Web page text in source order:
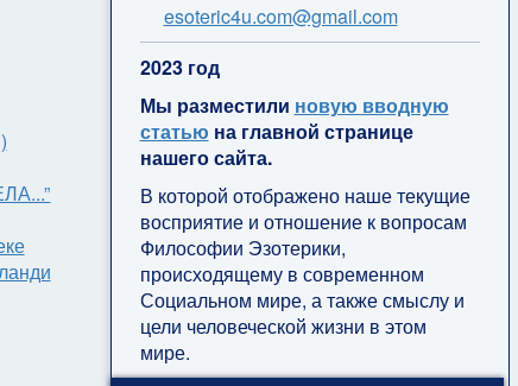
esoteric4u.com@gmail.com
2023 год
Мы разместили новую вводную
статью на главной странице
нашего сайта.
В которой отображено наше текущие
восприятие и отношение к вопросам
Философии Эзотерики,
происходящему в современном
Социальном мире, а также смыслу и
цели человеческой жизни в этом
мире.